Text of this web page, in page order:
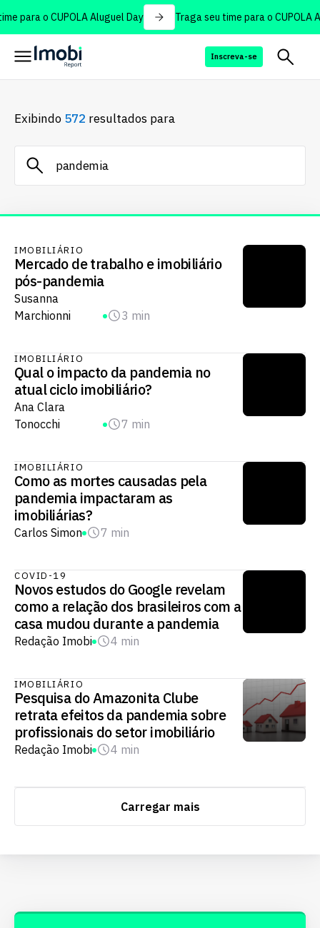
para o CUPOLA Aluguel Day Traga seu time para o CUPOLA
Inscreva-se
Exibindo 572 resultados para
IMOBILIÁRIO
Mercado de trabalho e imobiliário
pós-pandemia
Susanna
Marchionni
3 min
IMOBILIÁRIO
Qual o impacto da pandemia no
atual ciclo imobiliário?
Ana Clara
Tonocchi
7 min
IMOBILIÁRIO
Como as mortes causadas pela
pandemia impactaram as
imobiliárias?
Carlos Simon 7 min
COVID-19
Novos estudos do Google revelam
como a relação dos brasileiros com a
casa mudou durante a pandemia
Redação Imobi 4 min
IMOBILIÁRIO
Pesquisa do Amazonita Clube
retrata efeitos da pandemia sobre
profissionais do setor imobiliário
Redação Imobi 4 min
Carregar mais